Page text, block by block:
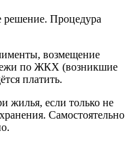
Процедура
возмещение
по ЖКХ (возникшие
платить.
жилья, если только не
Самостоятельно